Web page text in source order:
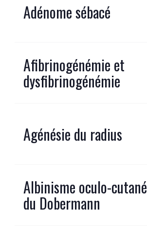
Adénome sébacé
Afibrinogénémie et
dysfibrinogénémie
Agénésie du radius
Albinisme oculo-cutané
du Dobermann